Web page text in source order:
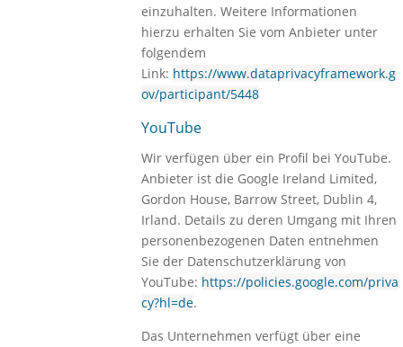
einzuhalten. Weitere Informationen
hierzu erhalten Sie vom Anbieter unter
folgendem
Link: https://www.dataprivacyframework.g
ov/participant/5448
YouTube
Wir verfügen über ein Profil bei YouTube.
Anbieter ist die Google Ireland Limited,
Gordon House, Barrow Street, Dublin 4,
Irland. Details zu deren Umgang mit Ihren
personenbezogenen Daten entnehmen
Sie der Datenschutzerklärung von
YouTube: https://policies.google.com/priva
cy?hl=de.
Das Unternehmen verfügt über eine